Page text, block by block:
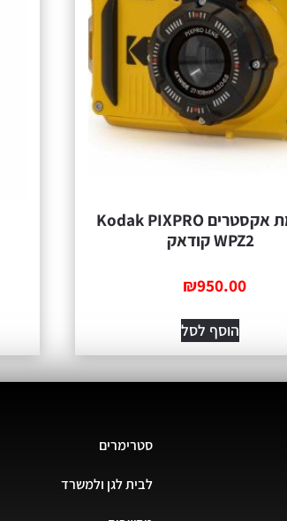
מצלמת אקסטרים Kodak PIXPRO
WPZ2 קודאק
₪950.00
הוסף לסל
סטרימרים
לבית לגן ולמשרד